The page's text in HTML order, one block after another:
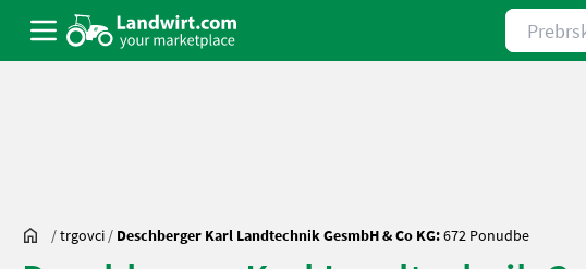
Prebrskaj
/trgovci / Deschberger Karl Landtechnik GesmbH & Co KG:672 Ponudbe